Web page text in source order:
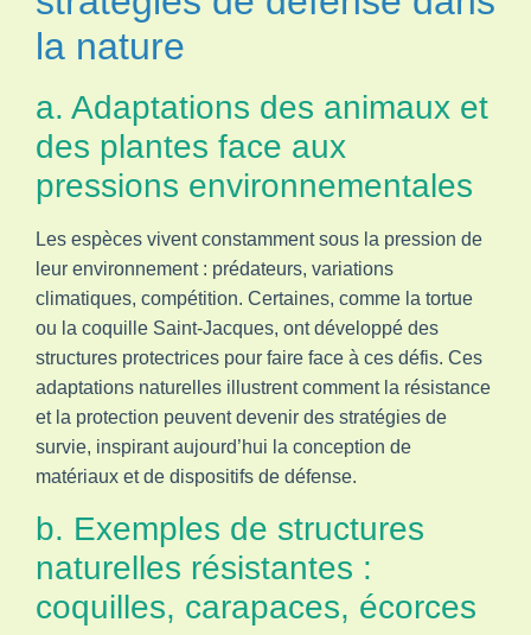
la nature
a. Adaptations des animaux et
des plantes face aux
pressions environnementales
Les espèces vivent constamment sous la pression de
leur environnement : prédateurs, variations
climatiques, compétition. Certaines, comme la tortue
ou la coquille Saint-Jacques, ont développé des
structures protectrices pour faire face à ces défis. Ces
adaptations naturelles illustrent comment la résistance
et la protection peuvent devenir des stratégies de
survie, inspirant aujourd’hui la conception de
matériaux et de dispositifs de défense.
b. Exemples de structures
naturelles résistantes :
coquilles, carapaces, écorces